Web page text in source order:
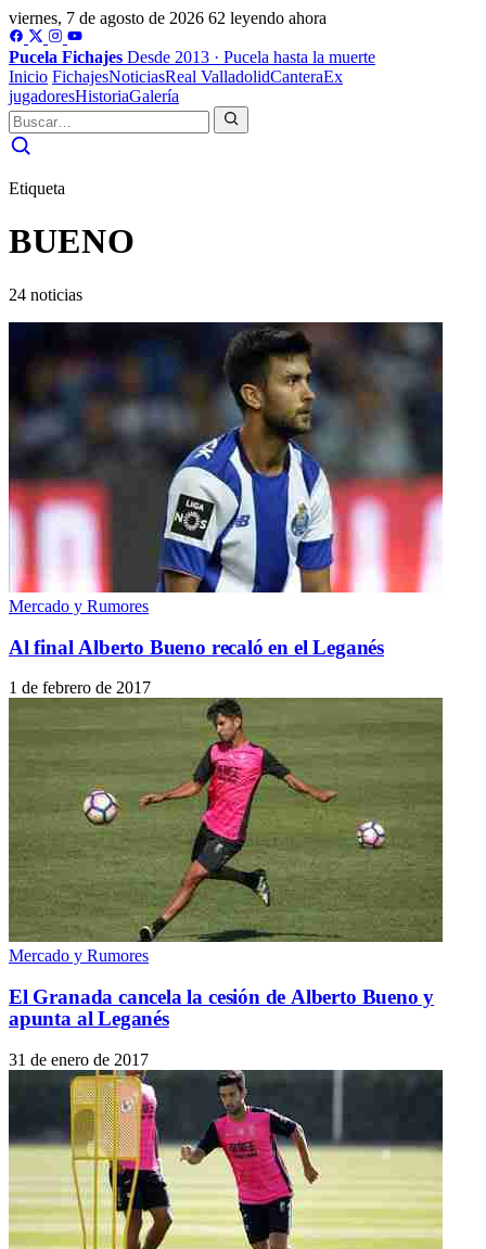
viernes, 7 de agosto de 2026 62 leyendo ahora
Pucela Fichajes Desde 2013 · Pucela hasta la muerte
Inicio FichajesNoticiasReal ValladolidCanteraEx
jugadoresHistoriaGalería
Etiqueta
BUENO
24 noticias
Mercado y Rumores
Al final Alberto Bueno recaló en el Leganés
1 de febrero de 2017
Mercado y Rumores
El Granada cancela la cesión de Alberto Bueno y
apunta al Leganés
31 de enero de 2017